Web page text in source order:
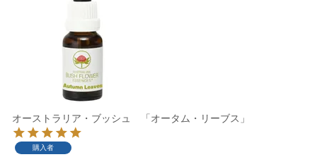
オーストラリア・ブッシュ 「オータム・リーブス」
購入者